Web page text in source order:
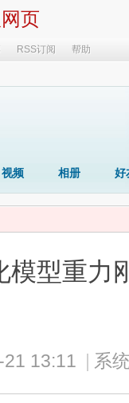
页
RSS订阅 帮助
视频 相册 好
模型重力
13:11 系